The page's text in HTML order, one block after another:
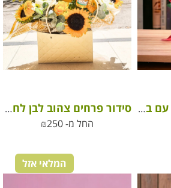
סידור ורדים בקופסא עם בלון לב
סידור פרחים צהוב לבן לחג בתוך תיק מיוחד
החל מ-
₪250
המלאי אזל